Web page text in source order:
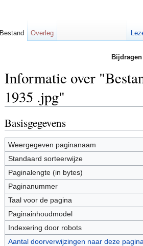
Informatie over
1935 .jpg"
Basisgegevens
Weergegeven paginanaam
Standaard sorteerwijze
Paginalengte (in bytes)
Paginanummer
Taal voor de pagina
Paginainhoudmodel
Indexering door robots
Aantal doorverwijzingen naar deze
Bestand Overleg